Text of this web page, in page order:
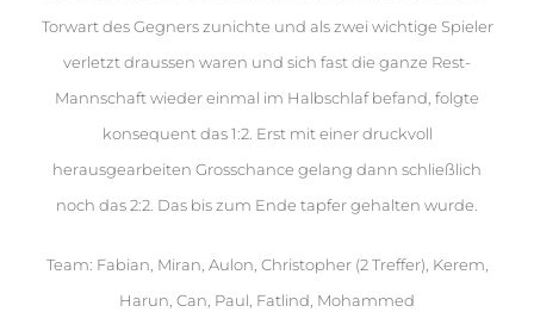
Torwart des Gegners zunichte und als zwei wichtige Spieler
verletzt draussen waren und sich fast die ganze Rest-
Mannschaft wieder einmal im Halbschlaf befand, folgte
konsequent das 1:2. Erst mit einer druckvoll
herausgearbeiten Grosschance gelang dann schließlich
noch das 2:2. Das bis zum Ende tapfer gehalten wurde.
Team: Fabian, Miran, Aulon, Christopher (2 Treffer), Kerem,
Harun, Can, Paul, Fatlind, Mohammed